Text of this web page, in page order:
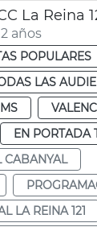
La Reina
años
POPULARES
LAS
EN PORTADA
CABANYAL
LA REINA 121